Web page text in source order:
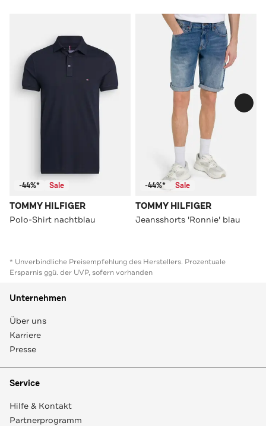
-44%* Sale
TOMMY HILFIGER
Polo-Shirt nachtblau
-44%* Sale
TOMMY HILFIGER
Jeansshorts 'Ronnie' blau
* Unverbindliche Preisempfehlung des Herstellers. Prozentuale
Ersparnis ggü. der UVP, sofern vorhanden
Unternehmen
Über uns
Karriere
Presse
Service
Hilfe & Kontakt
Partnerprogramm